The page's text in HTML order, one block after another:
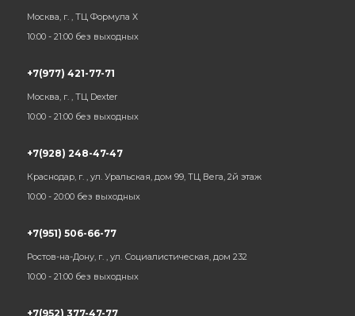
Москва, г. , ТЦ Формула Х
10:00 - 21:00 без выходных
+7(977) 421-77-71
Москва, г. , ТЦ Dexter
10:00 - 21:00 без выходных
+7(928) 248-47-47
Краснодар, г. , ул. Уральская, дом 99, ТЦ Вега, 2й этаж
10:00 - 20:00 без выходных
+7(951) 506-66-77
Ростов-на-Дону, г. , ул. Социалистическая, дом 232
10:00 - 21:00 без выходных
+7(952) 377-47-77